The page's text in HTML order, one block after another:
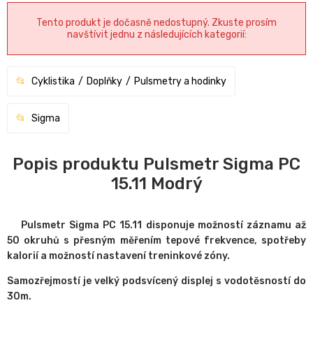
Tento produkt je dočasně nedostupný. Zkuste prosím
navštívit jednu z následujících kategorií:
Cyklistika Doplňky Pulsmetry a hodinky
Sigma
Popis produktu Pulsmetr Sigma PC
15.11 Modrý
Pulsmetr Sigma PC 15.11 disponuje možností záznamu až
50 okruhů s přesným měřením tepové frekvence, spotřeby
kalorií a možností nastavení treninkové zóny.
Samozřejmostí je velký podsvícený displej s vodotěsností do
30m.